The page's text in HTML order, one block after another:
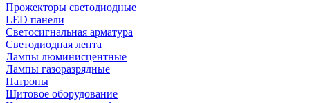
Прожекторы светодиодные
LED панели
Светосигнальная арматура
Светодиодная лента
Лампы люминисцентные
Лампы газоразрядные
Патроны
Щитовое оборудование